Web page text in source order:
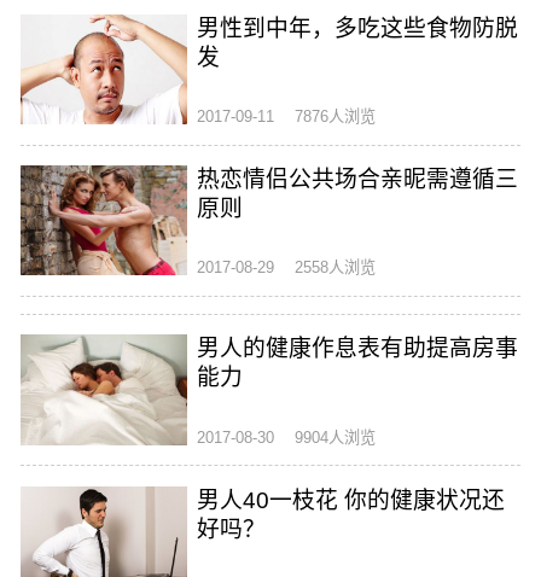
男性到中年，多吃这些食物防脱
发
2017-09-11 7876人浏览
热恋情侣公共场合亲昵需遵循三
原则
2017-08-29 2558人浏览
男人的健康作息表有助提高房事
能力
2017-08-30 9904人浏览
男人40一枝花 你的健康状况还
好吗？